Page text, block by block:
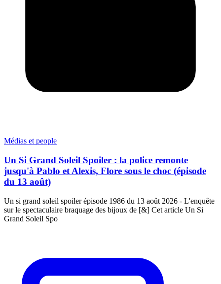
Médias et people
Un Si Grand Soleil Spoiler : la police remonte
jusqu'à Pablo et Alexis, Flore sous le choc (épisode
du 13 août)
Un si grand soleil spoiler épisode 1986 du 13 août 2026 - L'enquête
sur le spectaculaire braquage des bijoux de [&] Cet article Un Si
Grand Soleil Spo